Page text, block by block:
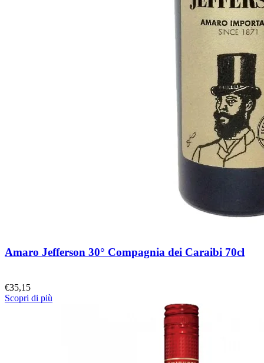
Amaro Jefferson 30° Compagnia dei Caraibi 70cl
€35,15
Scopri di più